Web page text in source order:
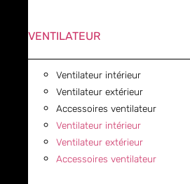
VENTILATEUR
Ventilateur intérieur
Ventilateur extérieur
Accessoires ventilateur
Ventilateur intérieur
Ventilateur extérieur
Accessoires ventilateur